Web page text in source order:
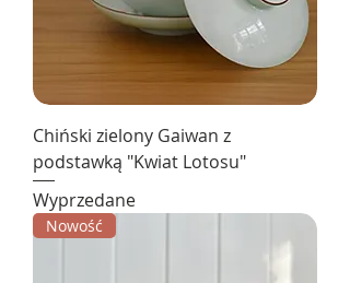
Chiński zielony Gaiwan z
podstawką "Kwiat Lotosu"
Wyprzedane
Nowość